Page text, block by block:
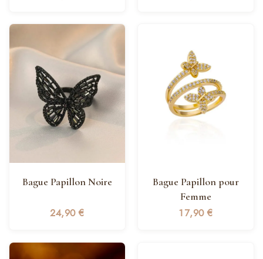
Bague Papillon Noire
24,90€
Bague Papillon pour
Femme
17,90€